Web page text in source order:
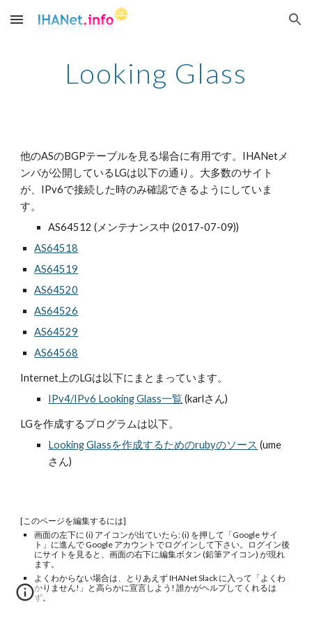
Skip to main content Skip to navigation
Looking Glass
他のASのBGPテーブルを見る場合に有用です。IHANetメ
ンバが公開しているLGは以下の通り。大多数のサイト
が、IPv6で接続した時のみ確認できるようにしていま
す。
AS64512 (メンテナンス中 (2017-07-09))
AS64518
AS64519
AS64520
AS64526
AS64529
AS64568
Internet上のLGは以下にまとまっています。
IPv4/IPv6 Looking Glass一覧 (karlさん)
LGを作成するプログラムは以下。
Looking Glassを作成するためのrubyのソース (ume
さん)
[このページを編集するには]
画面の左下に (i) アイコンが出ていたら: (i) を押して「Google サイ
ト」に進んで Google アカウントでログインして下さい。ログイン後
にサイトを見ると、画面の右下に編集ボタン (鉛筆アイコン) が現れ
ます。
よくわからない場合は、とりあえず IHANet Slack に入って「よくわ
かりません!」と高らかに宣言しよう! 誰かがヘルプしてくれるは
ず。